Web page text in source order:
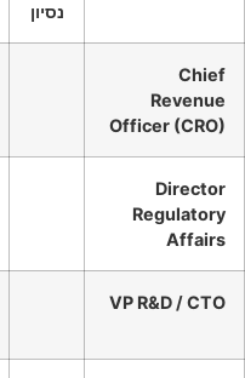
נסיון
Chief
Revenue
Officer (CRO)
Director
Regulatory
Affairs
VP R&D / CTO